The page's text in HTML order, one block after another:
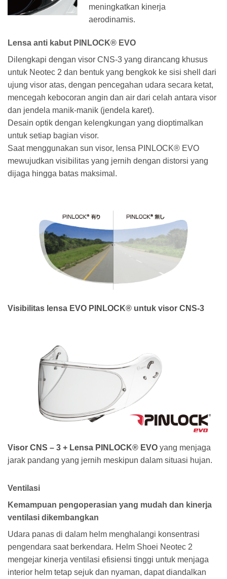
meningkatkan kinerja
aerodinamis.
Lensa anti kabut PINLOCK® EVO
Dilengkapi dengan visor CNS-3 yang dirancang khusus
untuk Neotec 2 dan bentuk yang bengkok ke sisi shell dari
ujung visor atas, dengan pencegahan udara secara ketat,
mencegah kebocoran angin dan air dari celah antara visor
dan jendela manik-manik (jendela karet).
Desain optik dengan kelengkungan yang dioptimalkan
untuk setiap bagian visor.
Saat menggunakan sun visor, lensa PINLOCK® EVO
mewujudkan visibilitas yang jernih dengan distorsi yang
dijaga hingga batas maksimal.
Visibilitas lensa EVO PINLOCK® untuk visor CNS-3
Visor CNS – 3 + Lensa PINLOCK® EVO yang menjaga
jarak pandang yang jernih meskipun dalam situasi hujan.
Ventilasi
Kemampuan pengoperasian yang mudah dan kinerja
ventilasi dikembangkan
Udara panas di dalam helm menghalangi konsentrasi
pengendara saat berkendara. Helm Shoei Neotec 2
mengejar kinerja ventilasi efisiensi tinggi untuk menjaga
interior helm tetap sejuk dan nyaman, dapat diandalkan